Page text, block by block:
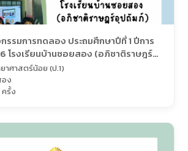
ดลอง ประถมศึกษาปีที่ 1 ปีการ
โรงเรียนบ้านซอยสอง (อภิชาติราษฎร์
าศาสตร์น้อย (ป.1)
ง
ครั้ง